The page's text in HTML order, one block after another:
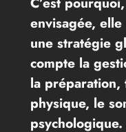
envisagée,
une stratégie
compte la
la préparation,
physique, le